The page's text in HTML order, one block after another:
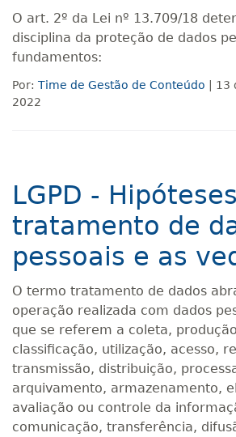
O art. 2º da Lei nº 13.709/18
disciplina da proteção de dados
fundamentos:
Por: Time de Gestão de Conteúdo | 13
2022
LGPD -
tratamento de
pessoais e as
O termo tratamento de dados
operação realizada com dados
que se referem a coleta,
classificação, utilização, acesso,
transmissão, distribuição,
arquivamento, armazenamento,
avaliação ou controle da
comunicação, transferência,